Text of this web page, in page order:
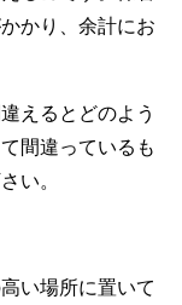
かり、余計にお
えるとどのよう
間違っているも
い。
い場所に置いて